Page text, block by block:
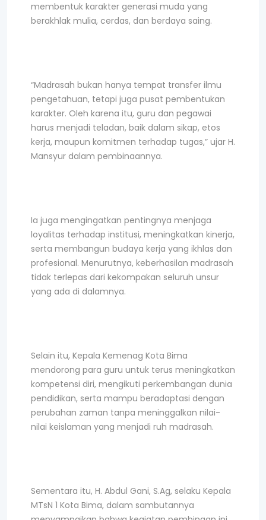
membentuk karakter generasi muda yang
berakhlak mulia, cerdas, dan berdaya saing.
“Madrasah bukan hanya tempat transfer ilmu
pengetahuan, tetapi juga pusat pembentukan
karakter. Oleh karena itu, guru dan pegawai
harus menjadi teladan, baik dalam sikap, etos
kerja, maupun komitmen terhadap tugas,” ujar H.
Mansyur dalam pembinaannya.
Ia juga mengingatkan pentingnya menjaga
loyalitas terhadap institusi, meningkatkan kinerja,
serta membangun budaya kerja yang ikhlas dan
profesional. Menurutnya, keberhasilan madrasah
tidak terlepas dari kekompakan seluruh unsur
yang ada di dalamnya.
Selain itu, Kepala Kemenag Kota Bima
mendorong para guru untuk terus meningkatkan
kompetensi diri, mengikuti perkembangan dunia
pendidikan, serta mampu beradaptasi dengan
perubahan zaman tanpa meninggalkan nilai-
nilai keislaman yang menjadi ruh madrasah.
Sementara itu, H. Abdul Gani, S.Ag, selaku Kepala
MTsN 1 Kota Bima, dalam sambutannya